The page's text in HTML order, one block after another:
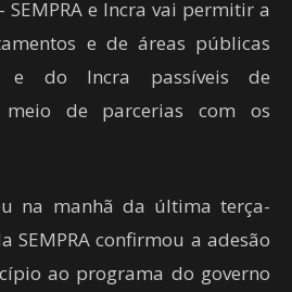
e Incra vai permitir a
e de áreas públicas
e do Incra passíveis de
meio de parcerias com os
na manhã da última terça-
SEMPRA confirmou a adesão
ao programa do governo